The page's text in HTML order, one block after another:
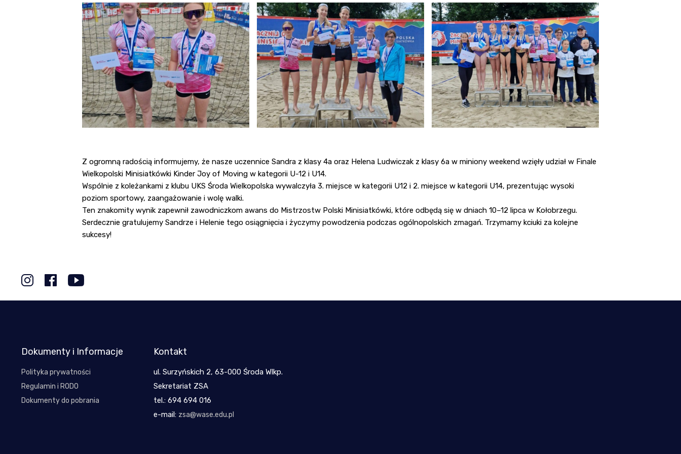
Z ogromną radością informujemy, że nasze uczennice Sandra z klasy 4a oraz Helena Ludwiczak z klasy 6a w miniony weekend wzięły udział w Finale
Wielkopolski Minisiatkówki Kinder Joy of Moving w kategorii U-12 i U14.
Wspólnie z koleżankami z klubu UKS Środa Wielkopolska wywalczyła 3. miejsce w kategorii U12 i 2. miejsce w kategorii U14, prezentując wysoki
poziom sportowy, zaangażowanie i wolę walki.
Ten znakomity wynik zapewnił zawodniczkom awans do Mistrzostw Polski Minisiatkówki, które odbędą się w dniach 10–12 lipca w Kołobrzegu.
Serdecznie gratulujemy Sandrze i Helenie tego osiągnięcia i życzymy powodzenia podczas ogólnopolskich zmagań. Trzymamy kciuki za kolejne
sukcesy!
Dokumenty i Informacje
Polityka prywatności
Regulamin i RODO
Dokumenty do pobrania
Kontakt
ul. Surzyńskich 2, 63-000 Środa Wlkp.
Sekretariat ZSA
tel.: 694 694 016
e-mail: zsa@wase.edu.pl